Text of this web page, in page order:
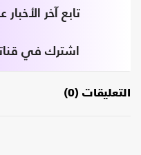
تابع آخر
اشترك في
التعليقات (0)